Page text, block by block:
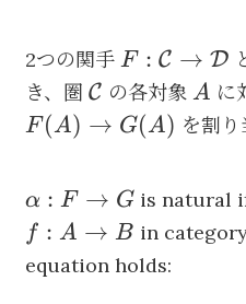
2つの関手 F:
\to
\mathcal{D}
F : C → D
き、圏 \mathcal{C}
C の各対象 A
A に
F(A) → G(A) を割り
\alpha:
F \to
G
α : F → Gis natural
f : A → B in
equation holds: